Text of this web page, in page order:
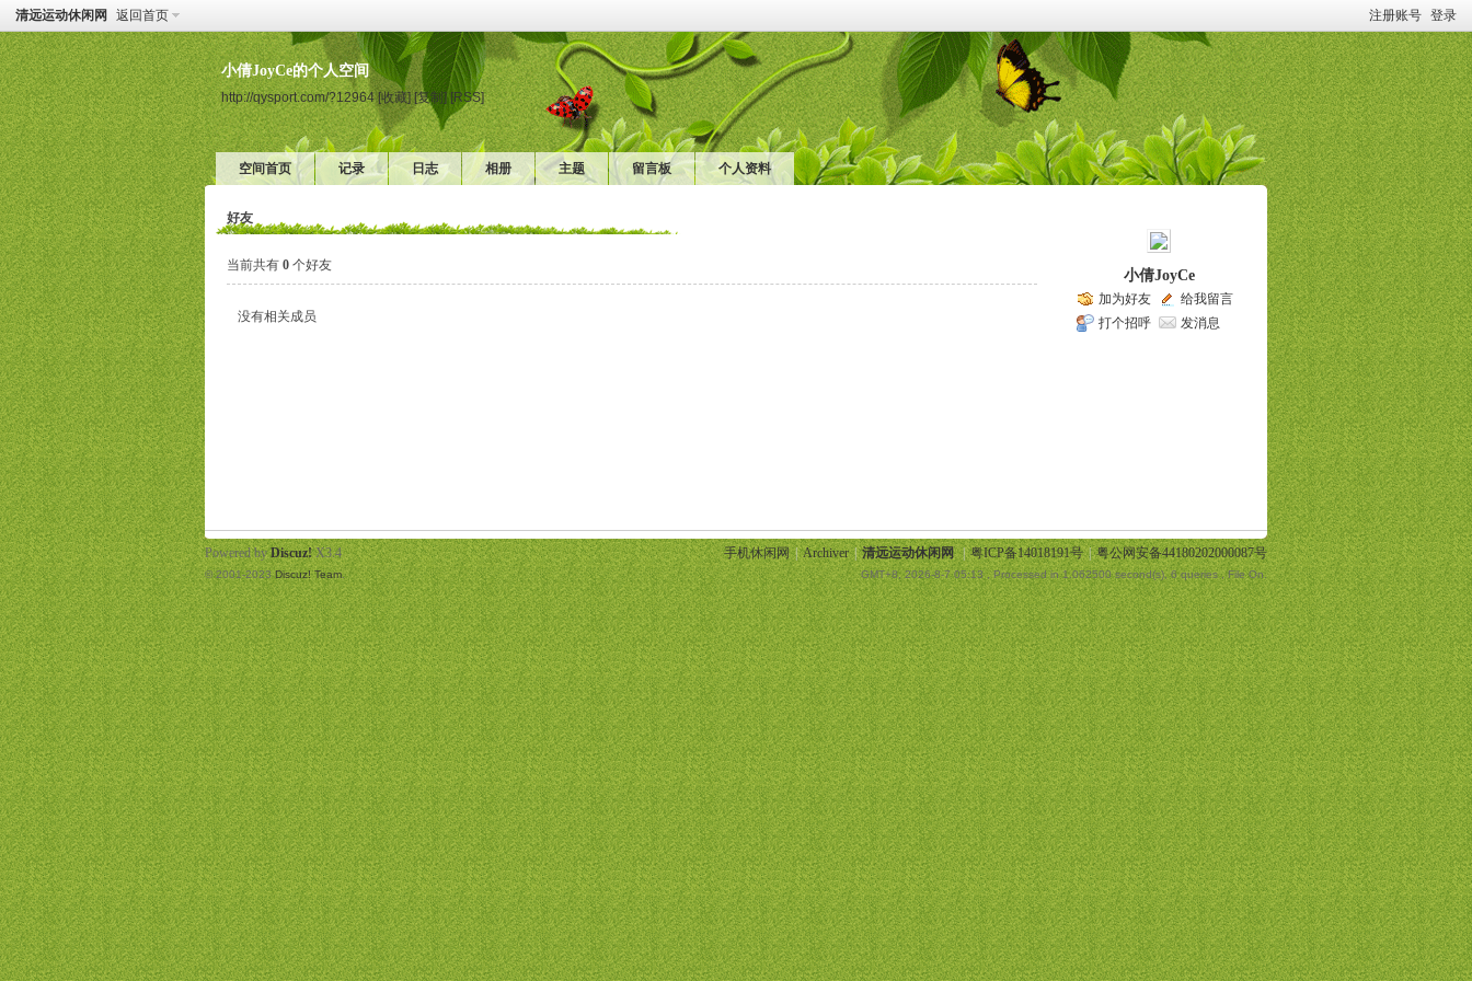
注册账号 登录
清远运动休闲网 返回首页
小倩JoyCe的个人空间
http://qysport.com/?12964 [收藏] [复制] [RSS]
空间首页 记录 日志 相册 主题 留言板 个人资料
好友
当前共有 0 个好友
没有相关成员
小倩JoyCe
加为好友
给我留言
打个招呼
发消息
手机休闲网 | Archiver | 清远运动休闲网 | 粤ICP备14018191号 | 粤公网安备44180202000087号
GMT+8, 2026-8-7 05:13, Processed in 1.062500 second(s), 6 queries , File On.
Powered byDiscuz! X3.4
© 2001-2023Discuz! Team.